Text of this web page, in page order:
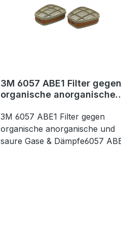
3M 6057 ABE1 Filter gegen
organische anorganische
Stück)
3M 6057 ABE1 Filter gegen
organische anorganische und
saure Gase & Dämpfe6057